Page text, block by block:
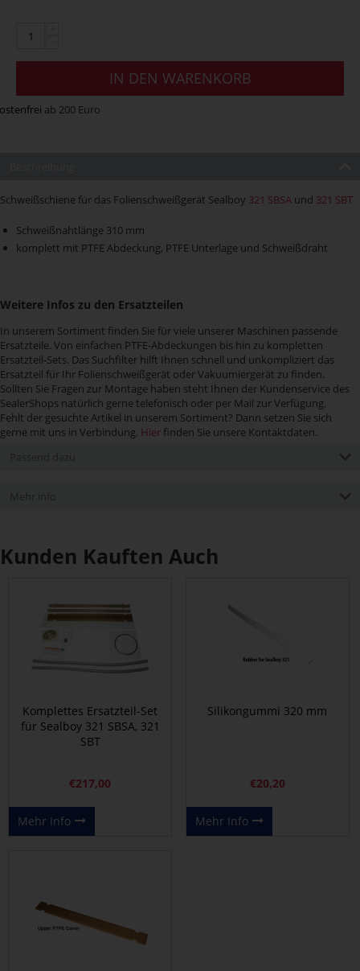
IN DEN WARENKORB
ab 200 Euro
Schweißschiene für das Folienschweißgerät Sealboy 321 SBSA und 321 SBT
Schweißnahtlänge 310 mm
komplett mit PTFE Abdeckung, PTFE Unterlage und Schweißdraht
Weitere Infos zu den Ersatzteilen
In unserem Sortiment finden Sie für viele unserer Maschinen passende
Ersatzteile. Von einfachen PTFE-Abdeckungen bis hin zu kompletten
Ersatzteil-Sets. Das Suchfilter hilft Ihnen schnell und unkompliziert das
Ersatzteil für Ihr Folienschweißgerät oder Vakuumiergerät zu finden.
Sollten Sie Fragen zur Montage haben steht Ihnen der Kundenservice des
SealerShops natürlich gerne telefonisch oder per Mail zur Verfügung.
Fehlt der gesuchte Artikel in unserem Sortiment? Dann setzen Sie sich
gerne mit uns in Verbindung. Hier finden Sie unsere Kontaktdaten.
Kunden Kauften Auch
Komplettes Ersatzteil-Set
für Sealboy 321 SBSA, 321
SBT
€217,00
Mehr Info
Silikongummi 320 mm
€20,20
Mehr Info